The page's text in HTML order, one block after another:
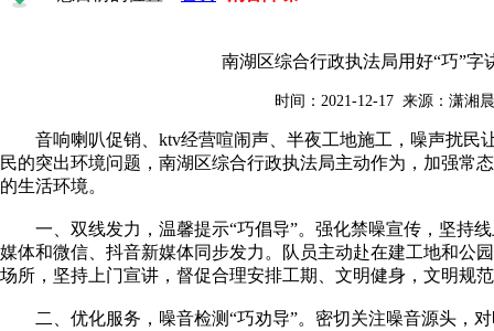
南湖区综合行政执法局用好“巧”字
时间：2021-12-17 来源：潇湘
音响喇叭促销、ktv经营喧闹声、半夜工地施工，噪声扰民
民的突出环境问题，南湖区综合行政执法局主动作为，加强常
的生活环境。
一、双线发力，温馨提示“巧倡导”。强化禁噪宣传，坚持线
媒体和微信、抖音新媒体同步发力。队员主动赴在建工地和公
场所，坚持上门宣讲，督促合理安排工期、文明健身，文明规
二、优化服务，噪音检测“巧劝导”。密切关注噪音源头，对